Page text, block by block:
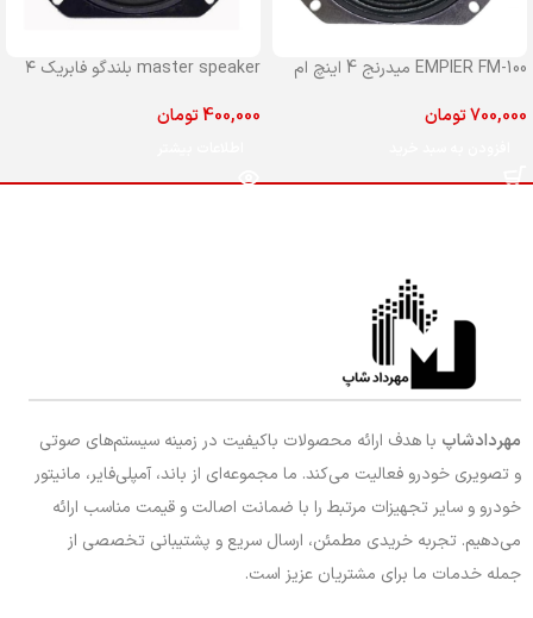
EMPIER FM-100 میدرنج 4 اینچ ام
700,000تومان
master speaker بلندگو فابریک ۴
400,000تومان
مهردادشاپ با هدف ارائه محصولات باکیفیت در زمینه سیستم‌های صوتی
و تصویری خودرو فعالیت می‌کند. ما مجموعه‌ای از باند، آمپلی‌فایر، مانیتور
خودرو و سایر تجهیزات مرتبط را با ضمانت اصالت و قیمت مناسب ارائه
می‌دهیم. تجربه خریدی مطمئن، ارسال سریع و پشتیبانی تخصصی از
جمله خدمات ما برای مشتریان عزیز است.